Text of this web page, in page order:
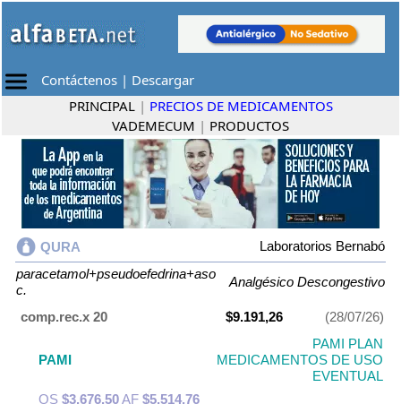
Contáctenos | Descargar
PRINCIPAL | PRECIOS DE MEDICAMENTOS
VADEMECUM | PRODUCTOS
QURA
Laboratorios Bernabó
paracetamol+pseudoefedrina+aso
c.
Analgésico Descongestivo
comp.rec.x 20 $9.191,26 (28/07/26)
PAMI
PAMI PLAN
MEDICAMENTOS DE USO
EVENTUAL
OS $3.676,50AF $5.514,76